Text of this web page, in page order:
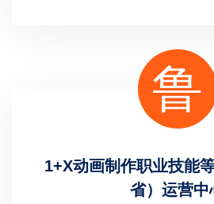
鲁
1+X动画制作职业技能
省）运营中